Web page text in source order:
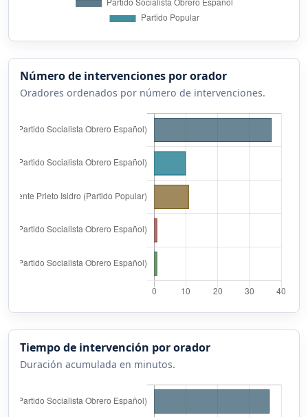
Número de intervenciones por orador
Oradores ordenados por número de intervenciones.
Tiempo de intervención por orador
Duración acumulada en minutos.